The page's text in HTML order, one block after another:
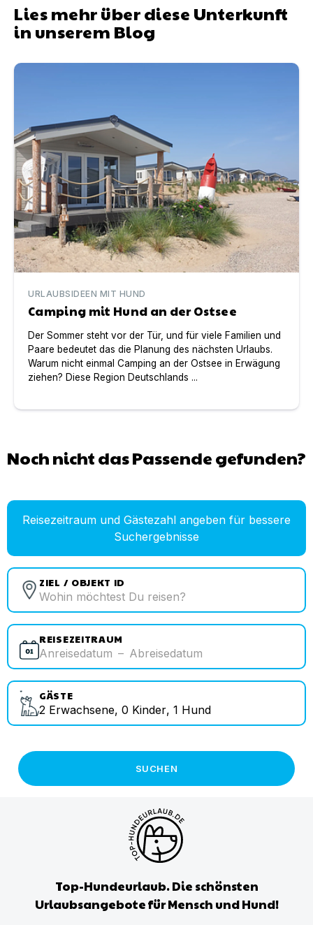
Lies mehr über diese Unterkunft
in unserem Blog
Camping mit Hund an der Ostsee
URLAUBSIDEEN MIT HUND
Camping mit Hund an der Ostsee
Der Sommer steht vor der Tür, und für viele Familien und
Paare bedeutet das die Planung des nächsten Urlaubs.
Warum nicht einmal Camping an der Ostsee in Erwägung
ziehen? Diese Region Deutschlands ...
Noch nicht das Passende gefunden?
Reisezeitraum und Gästezahl angeben für bessere
Suchergebnisse
ZIEL / OBJEKT ID
REISEZEITRAUM
Anreisedatum – Abreisedatum
GÄSTE
2 Erwachsene, 0 Kinder, 1 Hund
SUCHEN
Top-Hundeurlaub. Die schönsten
Urlaubsangebote für Mensch und Hund!